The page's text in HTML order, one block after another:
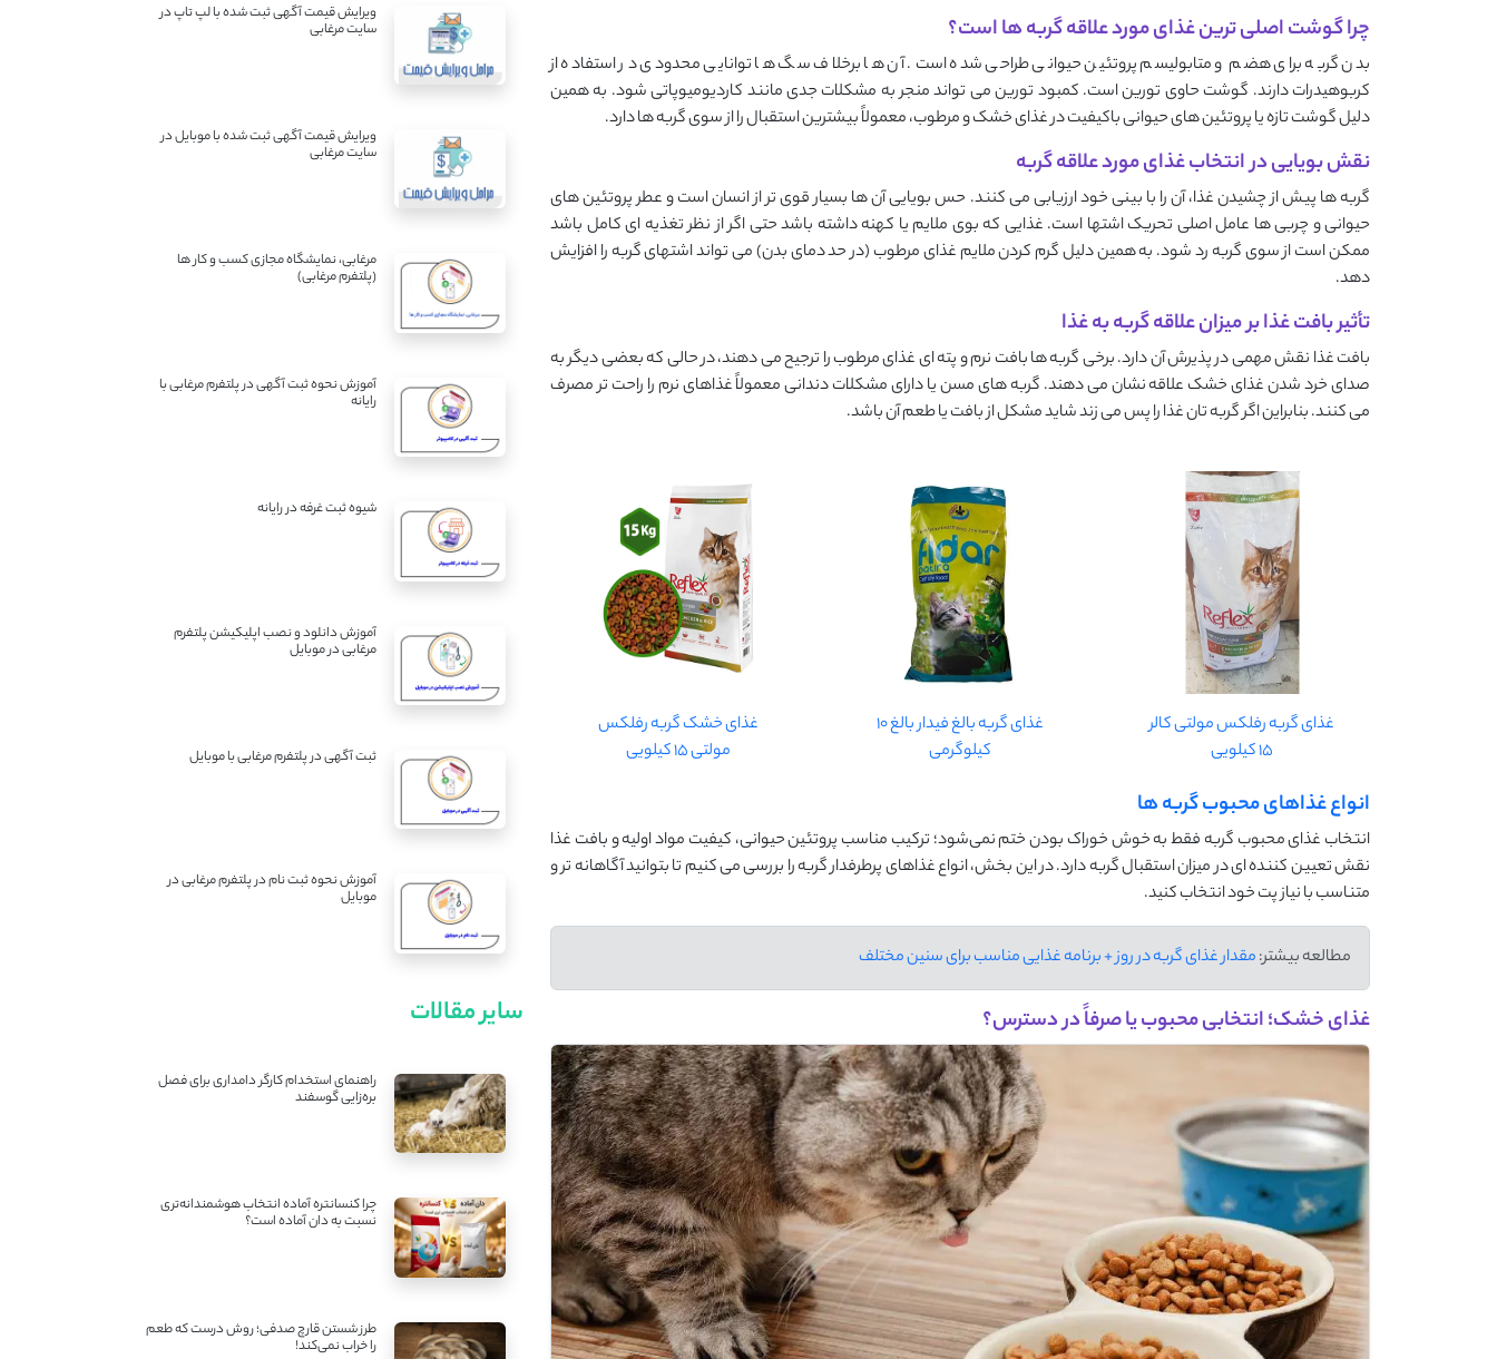
چرا گوشت اصلی ترین غذای مورد علاقه گربه ها است؟
بدن گربه برای هضم و متابولیسم پروتئین حیوانی طراحی شده است. آن ها برخلاف سگ ها توانایی محدودی در استفاده از
کربوهیدرات دارند. گوشت حاوی تورین است. کمبود تورین می تواند منجر به مشکلات جدی مانند کاردیومیوپاتی شود. به همین
دلیل گوشت تازه یا پروتئین های حیوانی باکیفیت در غذای خشک و مرطوب، معمولاً بیشترین استقبال را از سوی گربه ها دارد.
نقش بویایی در انتخاب غذای مورد علاقه گربه
گربه ها پیش از چشیدن غذا، آن را با بینی خود ارزیابی می کنند. حس بویایی آن ها بسیار قوی تر از انسان است و عطر پروتئین های
حیوانی و چربی ها عامل اصلی تحریک اشتها است. غذایی که بوی ملایم یا کهنه داشته باشد حتی اگر از نظر تغذیه ای کامل باشد
ممکن است از سوی گربه رد شود. به همین دلیل گرم کردن ملایم غذای مرطوب (در حد دمای بدن) می تواند اشتهای گربه را افزایش
دهد.
تأثیر بافت غذا بر میزان علاقه گربه به غذا
بافت غذا نقش مهمی در پذیرش آن دارد. برخی گربه ها بافت نرم و پته ای غذای مرطوب را ترجیح می دهند، در حالی که بعضی دیگر به
صدای خرد شدن غذای خشک علاقه نشان می دهند. گربه های مسن یا دارای مشکلات دندانی معمولاً غذاهای نرم را راحت تر مصرف
می کنند. بنابراین اگر گربه تان غذا را پس می زند شاید مشکل از بافت یا طعم آن باشد.
غذای گربه رفلکس مولتی کالر
15 کیلویی
غذای گربه بالغ فیدار بالغ 10
کیلوگرمی‌‌
غذای خشک گربه رفلکس
مولتی 15 کیلویی
انواع غذاهای محبوب گربه ها
انتخاب غذای محبوب گربه فقط به خوش خوراک بودن ختم نمی‌شود؛ ترکیب مناسب پروتئین حیوانی، کیفیت مواد اولیه و بافت غذا
نقش تعیین کننده ای در میزان استقبال گربه دارد. در این بخش، انواع غذاهای پرطرفدار گربه را بررسی می کنیم تا بتوانید آگاهانه تر و
متناسب با نیاز پت خود انتخاب کنید.
مطالعه بیشتر:مقدار غذای گربه در روز + برنامه غذایی مناسب برای سنین مختلف
غذای خشک؛ انتخابی محبوب یا صرفاً در دسترس؟
ویرایش قیمت آگهی ثبت شده با لپ تاپ در
سایت مرغابی
ویرایش قیمت آگهی ثبت شده با موبایل در
سایت مرغابی
مرغابی، نمایشگاه مجازی کسب و کار ها
(پلتفرم مرغابی)
آموزش نحوه ثبت آگهی در پلتفرم مرغابی با
رایانه
شیوه ثبت غرفه در رایانه
آموزش دانلود و نصب اپلیکیشن پلتفرم
مرغابی در موبایل
ثبت آگهی در پلتفرم مرغابی با موبایل
آموزش نحوه ثبت نام در پلتفرم مرغابی در
موبایل
سایر مقالات
راهنمای استخدام کارگر دامداری برای فصل
بره‌زایی گوسفند
چرا کنسانتره آماده انتخاب هوشمندانه‌تری
نسبت به دان آماده است؟
طرز شستن قارچ صدفی؛ روش درست که طعم
را خراب نمی‌کند!